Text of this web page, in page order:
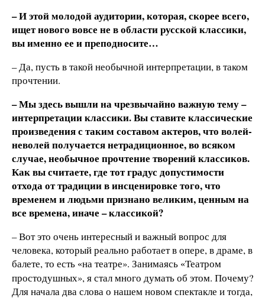
– И этой молодой аудитории, которая, скорее всего,
ищет нового вовсе не в области русской классики,
вы именно ее и преподносите…
– Да, пусть в такой необычной интерпретации, в таком
прочтении.
– Мы здесь вышли на чрезвычайно важную тему –
интерпретации классики. Вы ставите классические
произведения с таким составом актеров, что волей-
неволей получается нетрадиционное, во всяком
случае, необычное прочтение творений классиков.
Как вы считаете, где тот градус допустимости
отхода от традиции в инсценировке того, что
временем и людьми признано великим, ценным на
все времена, иначе – классикой?
– Вот это очень интересный и важный вопрос для
человека, который реально работает в опере, в драме, в
балете, то есть «на театре». Занимаясь «Театром
простодушных», я стал много думать об этом. Почему?
Для начала два слова о нашем новом спектакле и тогда,